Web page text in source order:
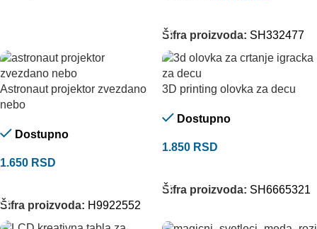
Šifra proizvoda: SH332477
Astronaut projektor zvezdano
nebo
Dostupno
1.650 RSD
Šifra proizvoda: H9922552
3D printing olovka za decu
Dostupno
1.850 RSD
Šifra proizvoda: SH6665321